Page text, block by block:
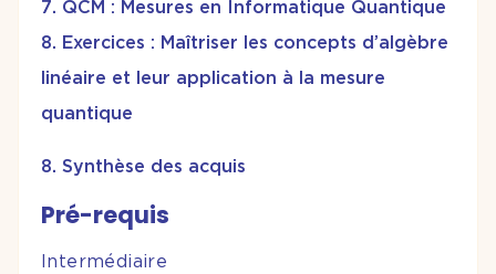
QCM : Mesures en Informatique Quantique
Exercices : Maîtriser les concepts d’algèbre
linéaire et leur application à la mesure
quantique
Synthèse des acquis
Pré-requis
Intermédiaire